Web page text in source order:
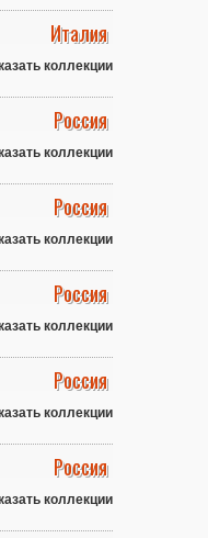
Италия
коллекции
Россия
коллекции
Россия
коллекции
Россия
коллекции
Россия
коллекции
Россия
коллекции